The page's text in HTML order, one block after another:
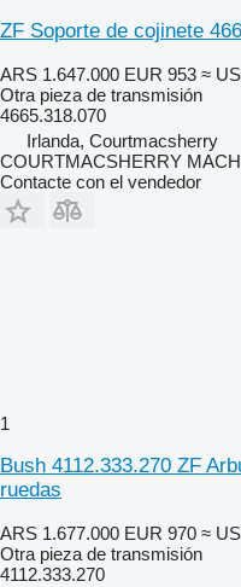
ZF Soporte de cojinete
ARS 1.647.000 EUR 953 ≈
Otra pieza de transmisión
4665.318.070
Irlanda, Courtmacsherry
COURTMACSHERRY
Contacte con el vendedor
1
Bush 4112.333.270 ZF
ruedas
ARS 1.677.000 EUR 970 ≈
Otra pieza de transmisión
4112.333.270